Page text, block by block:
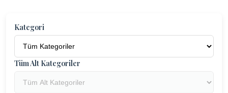
Kategori
Tüm Alt Kategoriler